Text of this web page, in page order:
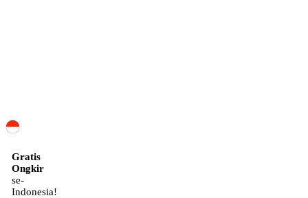
Gratis
Ongkir
se-
Indonesia!